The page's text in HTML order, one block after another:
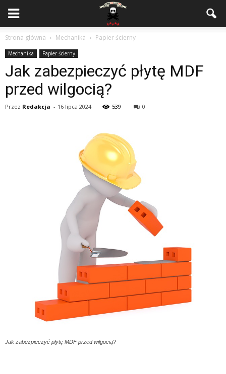
Strona główna Mechanika Papier ścierny
Mechanika Papier ścierny
Jak zabezpieczyć płytę MDF
przed wilgocią?
Przez Redakcja - 16 lipca 2024 539 0
Jak zabezpieczyć płytę MDF przed wilgocią?